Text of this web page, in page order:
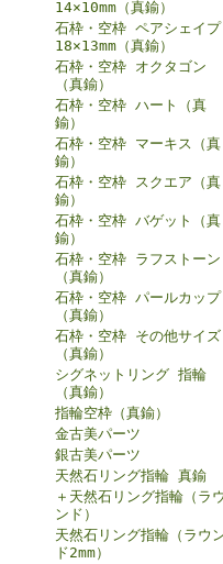
14×10mm（真鍮）
石枠・空枠 ペアシェイプ
18×13mm（真鍮）
石枠・空枠 オクタゴン
（真鍮）
石枠・空枠 ハート（真
鍮）
石枠・空枠 マーキス（真
鍮）
石枠・空枠 スクエア（真
鍮）
石枠・空枠 バゲット（真
鍮）
石枠・空枠 ラフストーン
（真鍮）
石枠・空枠 パールカップ
（真鍮）
石枠・空枠 その他サイズ
（真鍮）
シグネットリング 指輪
（真鍮）
指輪空枠（真鍮）
金古美パーツ
銀古美パーツ
天然石リング指輪 真鍮
＋天然石リング指輪（ラウ
ンド）
天然石リング指輪（ラウ
ド2mm）